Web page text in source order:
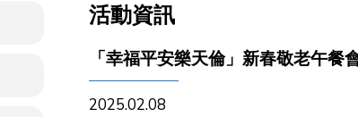
活動資訊
「幸福平安樂天倫」新春敬老午餐
2025.02.08